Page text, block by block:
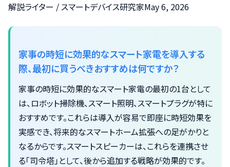
解説ライター / スマートデバイス研究家May 6, 2026
家事の時短に効果的なスマート家電を導入する
際、最初に買うべきおすすめは何ですか？
家事の時短に効果的なスマート家電の最初の1台として
は、ロボット掃除機、スマート照明、スマートプラグが特に
おすすめです。これらは導入が容易で即座に時短効果を
実感でき、将来的なスマートホーム拡張への足がかりと
なるからです。スマートスピーカーは、これらを連携させ
る「司令塔」として、後から追加する戦略が効果的です。